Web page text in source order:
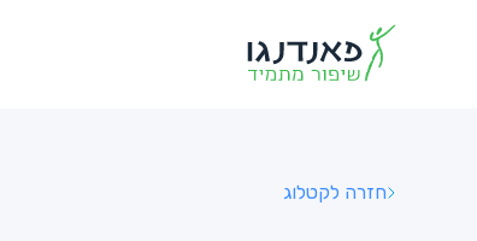
חזרה לקטלוג